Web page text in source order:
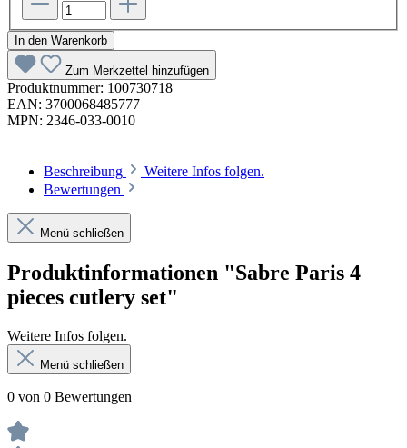
In den Warenkorb
Zum Merkzettel hinzufügen
Produktnummer: 100730718
EAN: 3700068485777
MPN: 2346-033-0010
Beschreibung
Weitere Infos folgen.
Bewertungen
Menü schließen
Produktinformationen "Sabre Paris 4
pieces cutlery set"
Weitere Infos folgen.
Menü schließen
0 von 0 Bewertungen